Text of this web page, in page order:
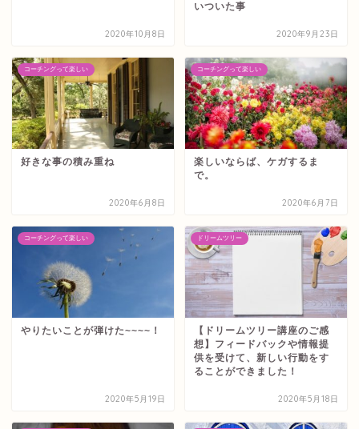
2020年10月8日
いついた事
2020年9月23日
コーチングって楽しい
好きな事の積み重ね
2020年6月8日
コーチングって楽しい
楽しいならば、ケガするま
で。
2020年6月7日
コーチングって楽しい
やりたいことが弾けた~~~~！
2020年5月19日
ドリームツリー
【ドリームツリー講座のご感
想】フィードバックや情報提
供を受けて、新しい行動をす
ることができました！
2020年5月18日